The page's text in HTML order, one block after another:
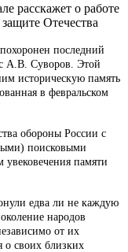
расскажет о работе
Отечества
последний
А.В. Суворов. Этой
историческую память
в февральском
обороны России с
поисковыми
памяти
едва ли не каждую
народов
от их
о своих близких